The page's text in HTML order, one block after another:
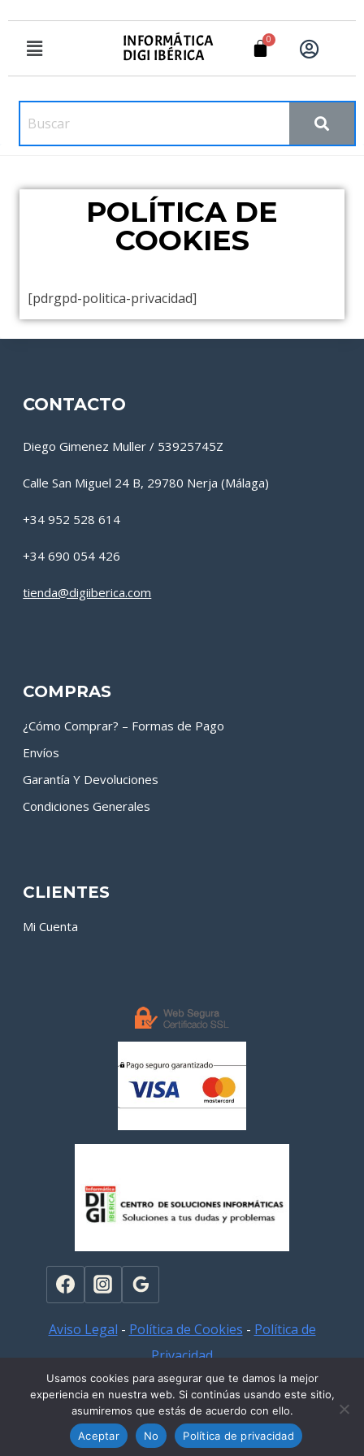
INFORMÁTICA
DIGI IBÉRICA
POLÍTICA DE
COOKIES
[pdrgpd-politica-privacidad]
CONTACTO
Diego Gimenez Muller / 53925745Z
Calle San Miguel 24 B, 29780 Nerja (Málaga)
+34 952 528 614
+34 690 054 426
tienda@digiiberica.com
COMPRAS
¿Cómo Comprar? – Formas de Pago
Envíos
Garantía Y Devoluciones
Condiciones Generales
CLIENTES
Mi Cuenta
Aviso Legal - Política de Cookies - Política de
Privacidad
© 2026
Revocar el consentimiento
Usamos cookies para asegurar que te damos la mejor
experiencia en nuestra web. Si continúas usando este sitio,
asumiremos que estás de acuerdo con ello.
Aceptar
No Política de privacidad